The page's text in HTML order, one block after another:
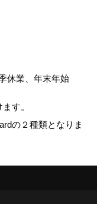
休業、年末年始
す。
の２種類となりま